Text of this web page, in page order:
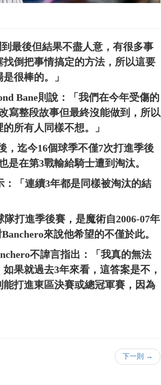
最後但結果不盡人意，有很多事
倒把事情搞定的方法，所以這要
很棒的。」
Bane則說：「我們在今年受傷的
寫整段故事但最終沒能做到，所以
所有人同樣不想。」
，迄今16個球季不僅7次打進季後
是在第3戰輸給騎士遭到淘汰。
：「連續3年都是同樣被淘汰的結
打進季後賽，是魔術自2006-07年
來說他希望的不僅於此。
不諱言指出：「我真的無法
果就過去3年來看，這答案是不，
打進東區決賽或總冠軍賽，因為
下一則 →